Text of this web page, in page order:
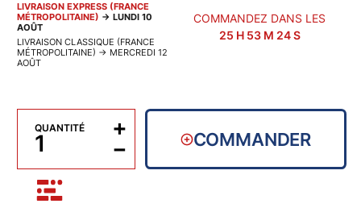
LIVRAISON EXPRESS (FRANCE
MÉTROPOLITAINE) → LUNDI 10
AOÛT
LIVRAISON CLASSIQUE (FRANCE
MÉTROPOLITAINE) → MERCREDI 12
AOÛT
COMMANDEZ DANS LES
25 H 53M 24S
QUANTITÉ
−
+ COMMANDER